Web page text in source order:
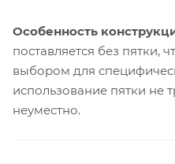
Особенность
поставляется без пятки,
выбором для
использование пятки не
неуместно.